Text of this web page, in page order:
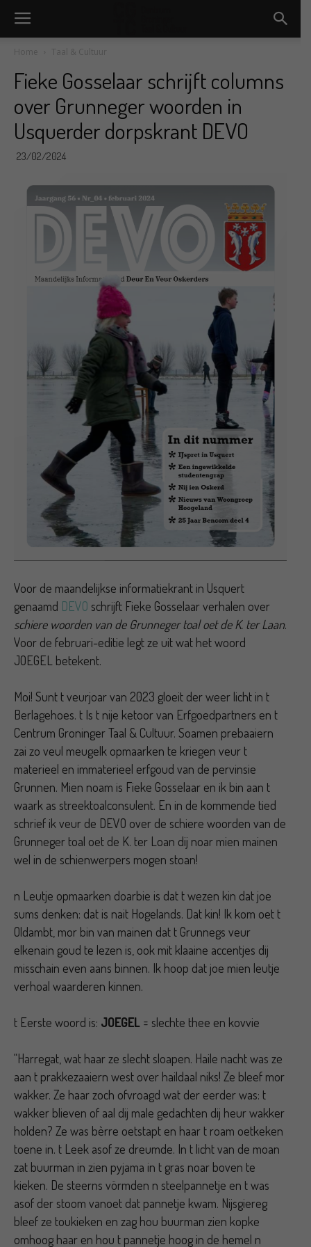
Home Taal & Cultuur
Fieke Gosselaar schrijft columns
over Grunneger woorden in
Usquerder dorpskrant DEVO
23/02/2024
Voor de maandelijkse informatiekrant in Usquert
genaamd DEVO schrijft Fieke Gosselaar verhalen over
schiere woorden van de Grunneger toal oet de K. ter Laan.
Voor de februari-editie legt ze uit wat het woord
JOEGEL betekent.
Moi! Sunt t veurjoar van 2023 gloeit der weer licht in t
Berlagehoes. t Is t nije ketoor van Erfgoedpartners en t
Centrum Groninger Taal & Cultuur. Soamen prebaaiern
zai zo veul meugelk opmaarken te kriegen veur t
materieel en immaterieel erfgoud van de pervinsie
Grunnen. Mien noam is Fieke Gosselaar en ik bin aan t
waark as streektoalconsulent. En in de kommende tied
schrief ik veur de DEVO over de schiere woorden van de
Grunneger toal oet de K. ter Loan dij noar mien mainen
wel in de schienwerpers mogen stoan!
n Leutje opmaarken doarbie is dat t wezen kin dat joe
sums denken: dat is nait Hogelands. Dat kin! Ik kom oet t
Oldambt, mor bin van mainen dat t Grunnegs veur
elkenain goud te lezen is, ook mit klaaine accentjes dij
misschain even aans binnen. Ik hoop dat joe mien leutje
verhoal waarderen kinnen.
t Eerste woord is: JOEGEL = slechte thee en kovvie
“Harregat, wat haar ze slecht sloapen. Haile nacht was ze
aan t prakkezaaiern west over haildaal niks! Ze bleef mor
wakker. Ze haar zoch ofvroagd wat der eerder was: t
wakker blieven of aal dij male gedachten dij heur wakker
holden? Ze was bèrre oetstapt en haar t roam oetkeken
toene in. t Leek asof ze dreumde. In t licht van de moan
zat buurman in zien pyjama in t gras noar boven te
kieken. De steerns vörmden n steelpannetje en t was
asof der stoom vanoet dat pannetje kwam. Nijsgiereg
bleef ze toukieken en zag hou buurman zien kopke
omhoog haar en hou t pannetje hoog in de hemel n